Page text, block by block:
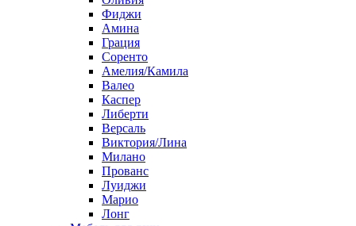
Фиджи
Амина
Грация
Соренто
Амелия/Камила
Валео
Каспер
Либерти
Версаль
Виктория/Лина
Милано
Прованс
Луиджи
Марио
Лонг